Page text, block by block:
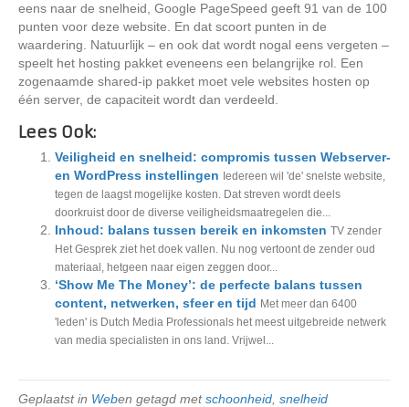
eens naar de snelheid, Google PageSpeed geeft 91 van de 100
punten voor deze website. En dat scoort punten in de
waardering. Natuurlijk – en ook dat wordt nogal eens vergeten –
speelt het hosting pakket eveneens een belangrijke rol. Een
zogenaamde shared-ip pakket moet vele websites hosten op
één server, de capaciteit wordt dan verdeeld.
Lees Ook:
Veiligheid en snelheid: compromis tussen Webserver-
en WordPress instellingen Iedereen wil 'de' snelste website,
tegen de laagst mogelijke kosten. Dat streven wordt deels
doorkruist door de diverse veiligheidsmaatregelen die...
Inhoud: balans tussen bereik en inkomsten TV zender
Het Gesprek ziet het doek vallen. Nu nog vertoont de zender oud
materiaal, hetgeen naar eigen zeggen door...
‘Show Me The Money’: de perfecte balans tussen
content, netwerken, sfeer en tijd Met meer dan 6400
'leden' is Dutch Media Professionals het meest uitgebreide netwerk
van media specialisten in ons land. Vrijwel...
Geplaatst in Weben getagd metschoonheid snelheid